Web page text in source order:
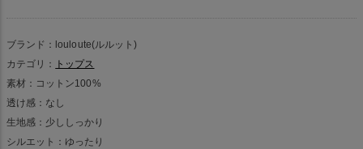
ブランド：louloute(ルルット)
カテゴリ：
トップス
素材：コットン100%
透け感：なし
生地感：少ししっかり
シルエット：ゆったり